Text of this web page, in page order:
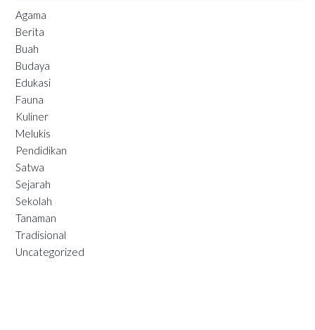
Agama
Berita
Buah
Budaya
Edukasi
Fauna
Kuliner
Melukis
Pendidikan
Satwa
Sejarah
Sekolah
Tanaman
Tradisional
Uncategorized